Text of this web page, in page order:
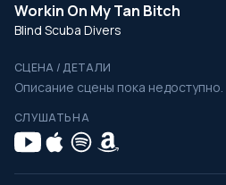
Workin On My Tan Bitch
Blind Scuba Divers
СЦЕНА / ДЕТАЛИ
Описание сцены пока недоступно.
СЛУШАТЬ НА